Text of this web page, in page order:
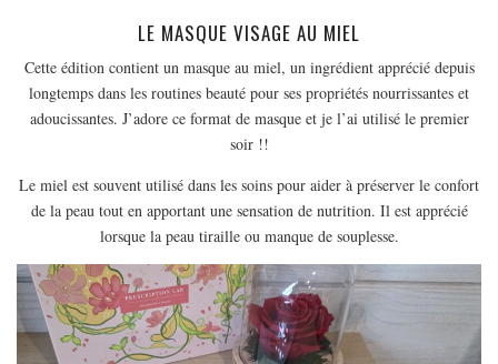
LE MASQUE VISAGE AU MIEL
Cette édition contient un masque au miel, un ingrédient apprécié depuis
longtemps dans les routines beauté pour ses propriétés nourrissantes et
adoucissantes. J’adore ce format de masque et je l’ai utilisé le premier
soir !!
Le miel est souvent utilisé dans les soins pour aider à préserver le confort
de la peau tout en apportant une sensation de nutrition. Il est apprécié
lorsque la peau tiraille ou manque de souplesse.